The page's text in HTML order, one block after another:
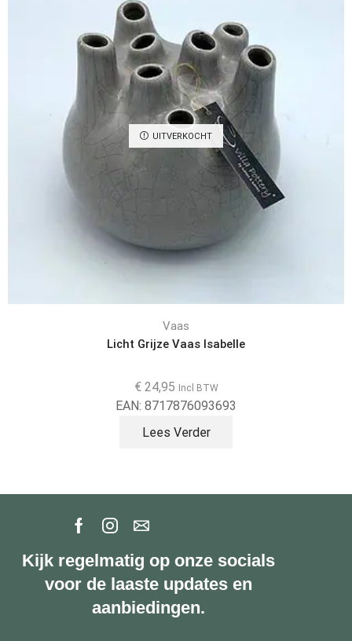
Vaas
Luimes & Luimes “ISABELLE PURPLE” 17X17X16CM
€35,00 Incl BTW
EAN:8717876093730
Kijk regelmatig op onze socials
voor de laaste updates en
aanbiedingen.